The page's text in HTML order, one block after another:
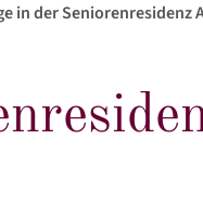
in der Seniorenresidenz